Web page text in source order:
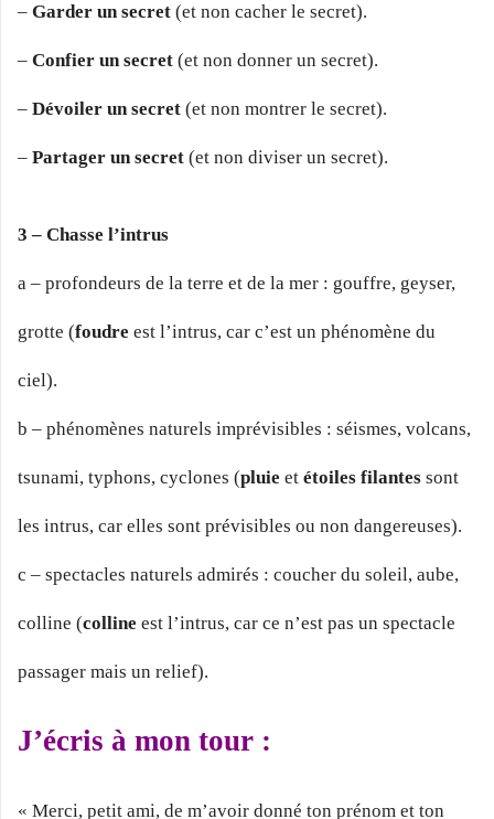
– Garder un secret (et non cacher le secret).
– Confier un secret (et non donner un secret).
– Dévoiler un secret (et non montrer le secret).
– Partager un secret (et non diviser un secret).
3 – Chasse l’intrus
a – profondeurs de la terre et de la mer : gouffre, geyser,
grotte (foudre est l’intrus, car c’est un phénomène du
ciel).
b – phénomènes naturels imprévisibles : séismes, volcans,
tsunami, typhons, cyclones (pluie et étoiles filantes sont
les intrus, car elles sont prévisibles ou non dangereuses).
c – spectacles naturels admirés : coucher du soleil, aube,
colline (colline est l’intrus, car ce n’est pas un spectacle
passager mais un relief).
J’écris à mon tour :
« Merci, petit ami, de m’avoir donné ton prénom et ton